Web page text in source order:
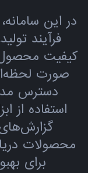
در این
فرآیند
کیفیت محصول
صورت
دسترس
استفاده از
محصولات
برای